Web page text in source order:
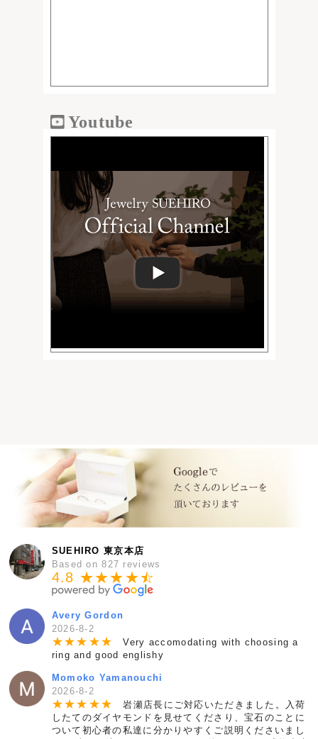
Youtube
SUEHIRO 東京本店
Based on 827 reviews
4.8 ★★★★★
☆
Avery Gordon
2026-8-2
★★★ ★★
Very accomodating with choosing a
ring and good englishy
Momoko Yamanouchi
2026-8-2
★★★ ★★
岩瀬店長にご対応いただきました。入荷
したてのダイヤモンドを見せてくださり、宝石のことに
ついて初心者の私達に分かりやすくご説明くださいまし